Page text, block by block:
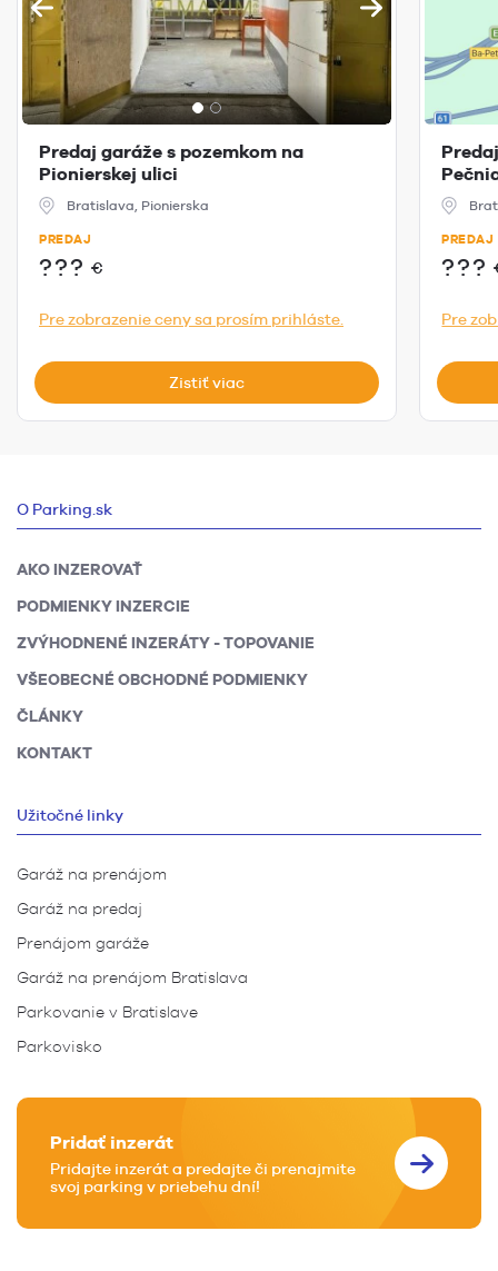
Predaj garáže s pozemkom na
Pionierskej ulici
Bratislava, Pionierska
PREDAJ
??? €
Pre zobrazenie ceny sa prosím prihláste.
Zistiť viac
PREDAJ
???
Pre
O Parking.sk
AKO INZEROVAŤ
PODMIENKY INZERCIE
ZVÝHODNENÉ INZERÁTY - TOPOVANIE
VŠEOBECNÉ OBCHODNÉ PODMIENKY
ČLÁNKY
KONTAKT
Užitočné linky
Garáž na prenájom
Garáž na predaj
Prenájom garáže
Garáž na prenájom Bratislava
Parkovanie v Bratislave
Parkovisko
Pridať inzerát
Pridajte inzerát a predajte či prenajmite
svoj parking v priebehu dní!